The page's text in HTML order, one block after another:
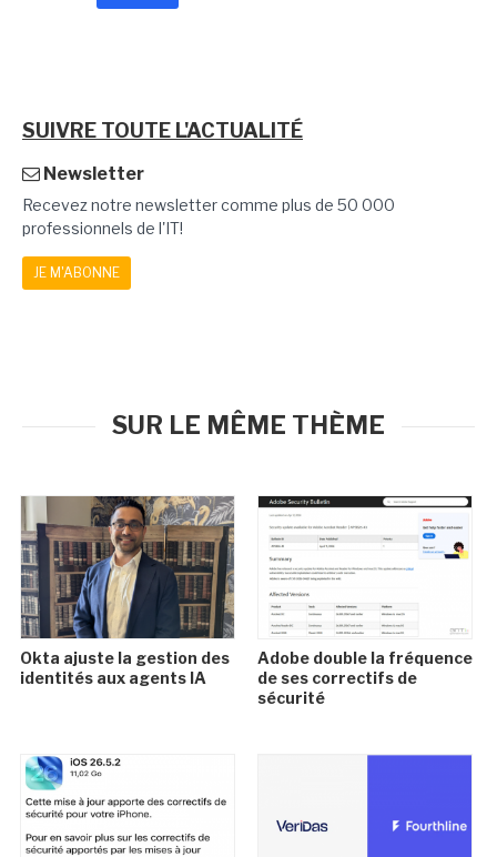
SUIVRE TOUTE L'ACTUALITÉ
Newsletter
Recevez notre newsletter comme plus de 50 000
professionnels de l'IT!
JE M'ABONNE
SUR LE MÊME THÈME
Okta ajuste la gestion des
identités aux agents IA
Adobe double la fréquence
de ses correctifs de
sécurité